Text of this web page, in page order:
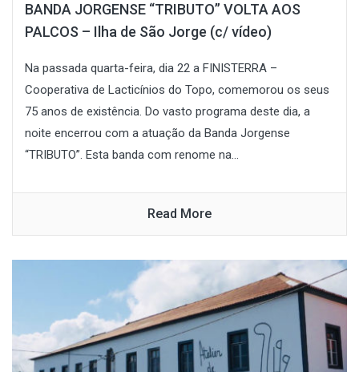
BANDA JORGENSE “TRIBUTO” VOLTA AOS
PALCOS – Ilha de São Jorge (c/ vídeo)
Na passada quarta-feira, dia 22 a FINISTERRA –
Cooperativa de Lacticínios do Topo, comemorou os seus
75 anos de existência. Do vasto programa deste dia, a
noite encerrou com a atuação da Banda Jorgense
“TRIBUTO”. Esta banda com renome na...
Read More